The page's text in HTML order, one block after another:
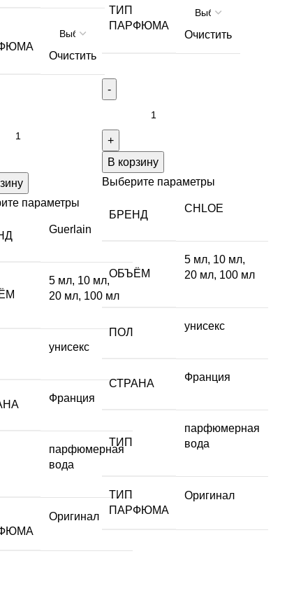
Очистить
параметры
Guerlain
5 мл, 10 мл,
20 мл, 100 мл
унисекс
Франция
парфюмерная
вода
Оригинал
ТИП
ПАРФЮМА
Очистить
В корзину
Выберите параметры
БРЕНД
CHLOE
ОБЪЁМ
5 мл, 10 мл,
20 мл, 100 мл
ПОЛ
унисекс
СТРАНА
Франция
ТИП
парфюмерная
вода
ТИП
ПАРФЮМА
Оригинал